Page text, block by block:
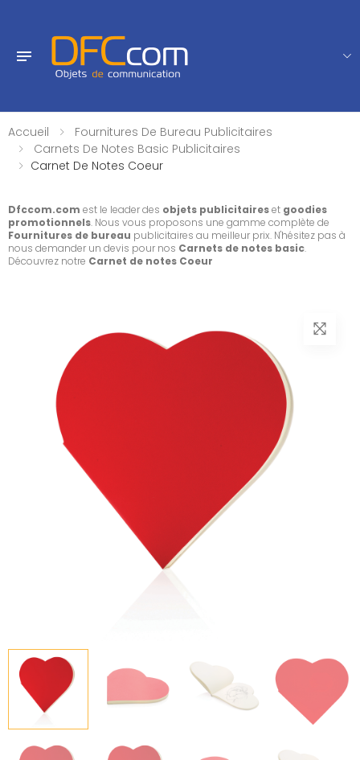
Accueil
Fournitures De Bureau Publicitaires
Carnets De Notes Basic Publicitaires
Carnet De Notes Coeur
Dfccom.com est le leader des objets publicitaireset goodies
promotionnels. Nous vous proposons une gamme complète de
Fournitures de bureau publicitaires au meilleur prix. N'hésitez pas à
nous demander un devis pour nos Carnets de notes basic.
Découvrez notre Carnet de notes Coeur